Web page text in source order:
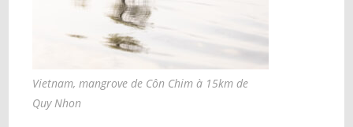
Vietnam, mangrove de Côn Chim à 15km de
Quy Nhon